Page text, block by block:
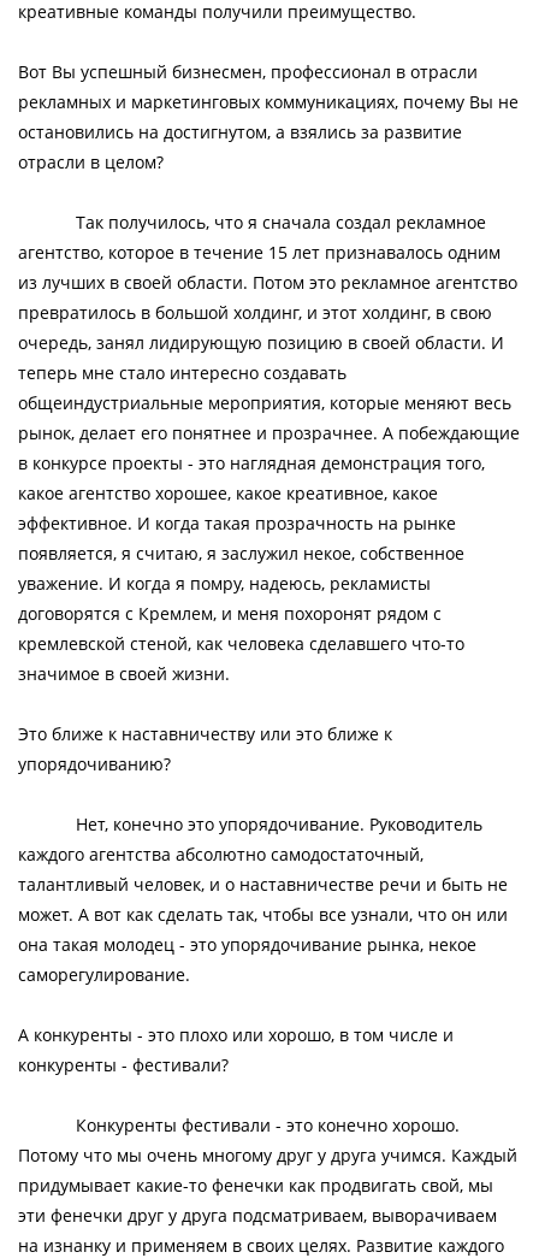
креативные команды получили преимущество.
Вот Вы успешный бизнесмен, профессионал в отрасли
рекламных и маркетинговых коммуникациях, почему Вы не
остановились на достигнутом, а взялись за развитие
отрасли в целом?
Так получилось, что я сначала создал рекламное
агентство, которое в течение 15 лет признавалось одним
из лучших в своей области. Потом это рекламное агентство
превратилось в большой холдинг, и этот холдинг, в свою
очередь, занял лидирующую позицию в своей области. И
теперь мне стало интересно создавать
общеиндустриальные мероприятия, которые меняют весь
рынок, делает его понятнее и прозрачнее. А побеждающие
в конкурсе проекты - это наглядная демонстрация того,
какое агентство хорошее, какое креативное, какое
эффективное. И когда такая прозрачность на рынке
появляется, я считаю, я заслужил некое, собственное
уважение. И когда я помру, надеюсь, рекламисты
договорятся с Кремлем, и меня похоронят рядом с
кремлевской стеной, как человека сделавшего что-то
значимое в своей жизни.
Это ближе к наставничеству или это ближе к
упорядочиванию?
Нет, конечно это упорядочивание. Руководитель
каждого агентства абсолютно самодостаточный,
талантливый человек, и о наставничестве речи и быть не
может. А вот как сделать так, чтобы все узнали, что он или
она такая молодец - это упорядочивание рынка, некое
саморегулирование.
А конкуренты - это плохо или хорошо, в том числе и
конкуренты - фестивали?
Конкуренты фестивали - это конечно хорошо.
Потому что мы очень многому друг у друга учимся. Каждый
придумывает какие-то фенечки как продвигать свой, мы
эти фенечки друг у друга подсматриваем, выворачиваем
на изнанку и применяем в своих целях. Развитие каждого